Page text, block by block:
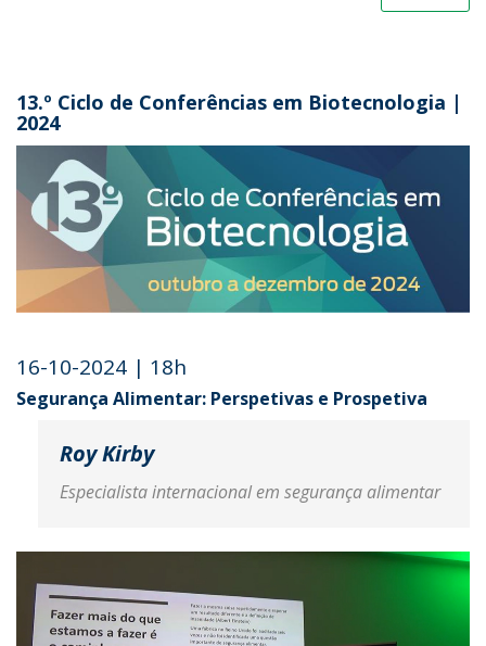
13.º Ciclo de Conferências em Biotecnologia |
2024
16-10-2024 | 18h
Segurança Alimentar: Perspetivas e Prospetiva
Roy Kirby
Especialista internacional em segurança alimentar